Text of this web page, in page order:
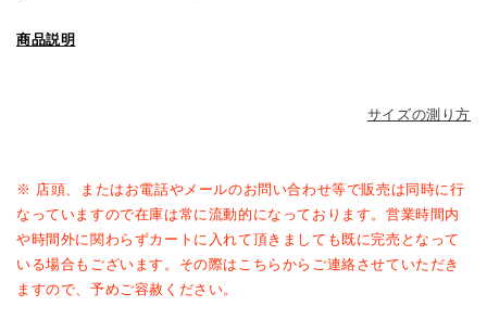
商品説明
サイズの測り方
※ 店頭、またはお電話やメールのお問い合わせ等で販売は同時に行
なっていますので在庫は常に流動的になっております。営業時間内
や時間外に関わらずカートに入れて頂きましても既に完売となって
いる場合もございます。その際はこちらからご連絡させていただき
ますので、予めご容赦ください。